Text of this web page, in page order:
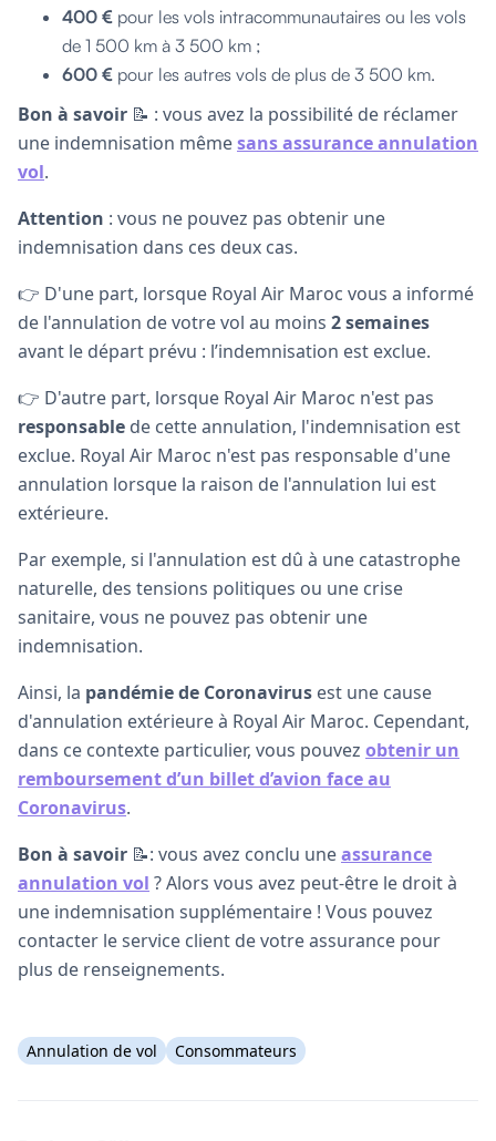
400 € pour les vols intracommunautaires ou les vols
de 1 500 km à 3 500 km ;
600 € pour les autres vols de plus de 3 500 km.
Bon à savoir 📝 : vous avez la possibilité de réclamer
une indemnisation mêmesans assurance annulation
vol.
Attention : vous ne pouvez pas obtenir une
indemnisation dans ces deux cas.
👉 D'une part, lorsque Royal Air Maroc vous a informé
de l'annulation de votre vol au moins 2 semaines
avant le départ prévu : l’indemnisation est exclue.
👉 D'autre part, lorsque Royal Air Maroc n'est pas
responsable de cette annulation, l'indemnisation est
exclue. Royal Air Maroc n'est pas responsable d'une
annulation lorsque la raison de l'annulation lui est
extérieure.
Par exemple, si l'annulation est dû à une catastrophe
naturelle, des tensions politiques ou une crise
sanitaire, vous ne pouvez pas obtenir une
indemnisation.
Ainsi, la pandémie de Coronavirus est une cause
d'annulation extérieure à Royal Air Maroc. Cependant,
dans ce contexte particulier, vous pouvez obtenir un
remboursement d’un billet d’avion face au
Coronavirus.
Bon à savoir 📝: vous avez conclu uneassurance
annulation vol ? Alors vous avez peut-être le droit à
une indemnisation supplémentaire ! Vous pouvez
contacter le service client de votre assurance pour
plus de renseignements.
Annulation de vol Consommateurs